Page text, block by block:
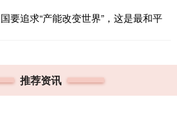
要追求“产能改变世界”，这是最和平
推荐资讯